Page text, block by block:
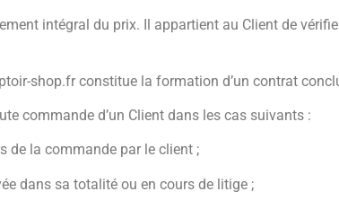
intégral du prix. Il appartient au Client de
shop.fr constitue la formation d’un contrat
commande d’un Client dans les cas suivants :
de la commande par le client ;
dans sa totalité ou en cours de litige ;